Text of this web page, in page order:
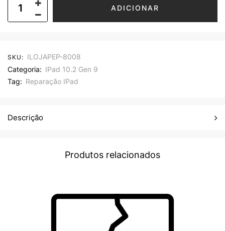
ADICIONAR
SKU: ILOJAPEP-8008
Categoria: IPad 10.2 Gen 9
Tag: Reparação IPad
Descrição
Produtos relacionados